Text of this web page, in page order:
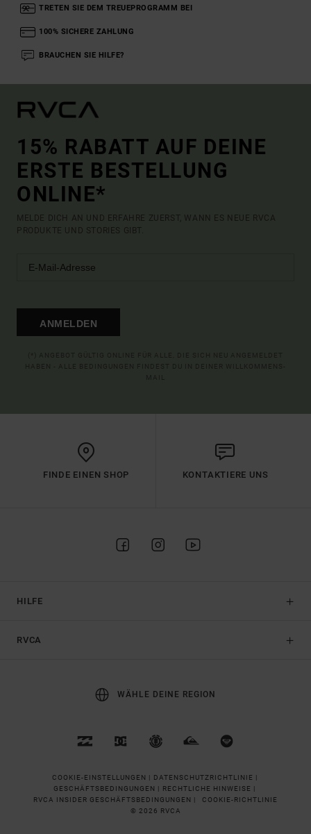
TRETEN SIE DEM TREUEPROGRAMM BEI
100% SICHERE ZAHLUNG
BRAUCHEN SIE HILFE?
15% RABATT AUF DEINE
ERSTE BESTELLUNG
ONLINE*
MELDE DICH AN UND ERFAHRE ZUERST, WANN ES NEUE RVCA
PRODUKTE UND STORIES GIBT.
ANMELDEN
FINDE EINEN SHOP KONTAKTIERE UNS
HILFE
RVCA
WÄHLE DEINE REGION
COOKIE-EINSTELLUNGEN | DATENSCHUTZRICHTLINIE |
GESCHÄFTSBEDINGUNGEN | RECHTLICHE HINWEISE |
RVCA INSIDER GESCHÄFTSBEDINGUNGEN |
COOKIE-RICHTLINIE
© 2026 RVCA